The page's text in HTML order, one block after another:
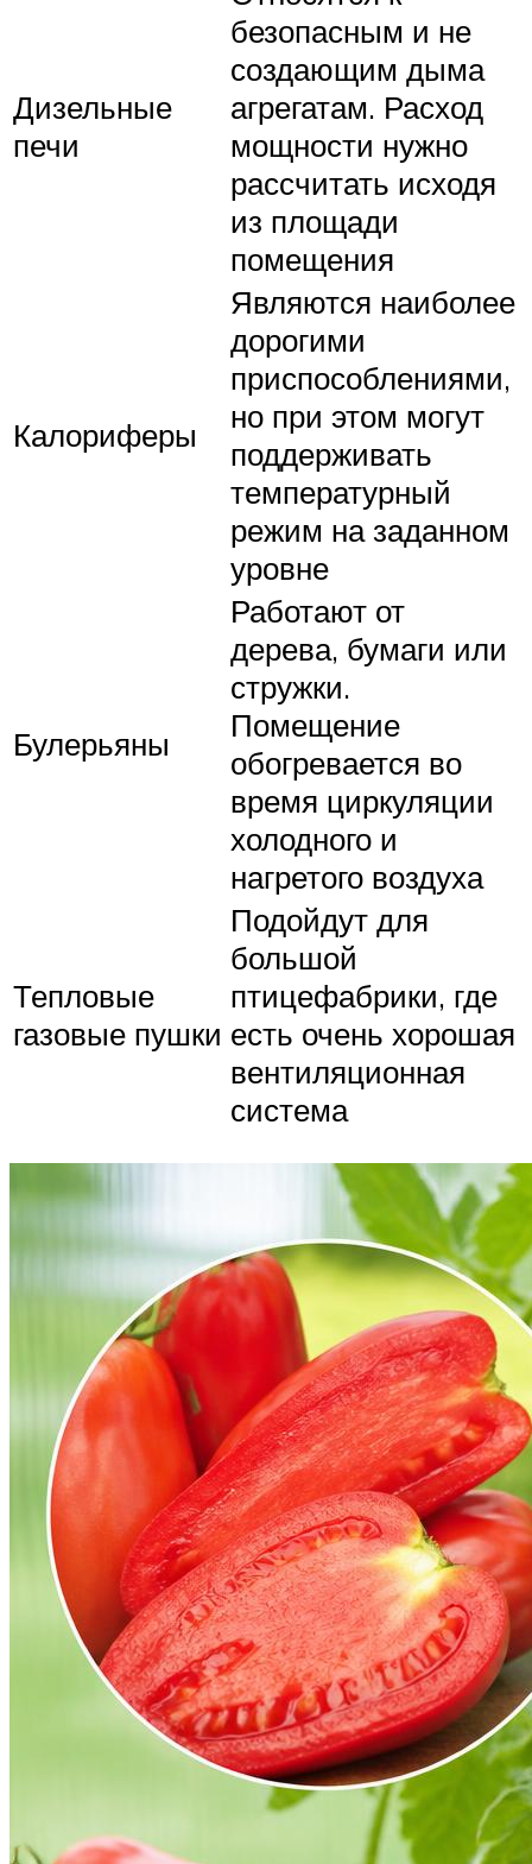
Дизельные
печи
безопасным и не
создающим дыма
агрегатам. Расход
мощности нужно
рассчитать исходя
из площади
помещения
Калориферы
Являются наиболее
дорогими
приспособлениями,
но при этом могут
поддерживать
температурный
режим на заданном
уровне
Булерьяны
Работают от
дерева, бумаги или
стружки.
Помещение
обогревается во
время циркуляции
холодного и
нагретого воздуха
Тепловые
газовые пушки
Подойдут для
большой
птицефабрики, где
есть очень хорошая
вентиляционная
система